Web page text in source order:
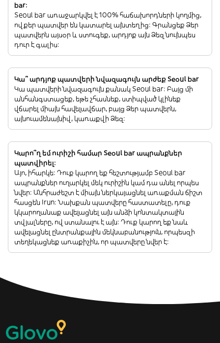
bar:
Seoul bar առաջարկվել է 100% հաճախորդների կողմից,
ովքեր պատվեր են կատարել այնտեղից: Գրանցեք Ձեր
պատվերն այսօր և ստուգեք, արդյոք այն Ձեզ նույնպես
դուր է գալիս:
Կա՞ արդյոք պատվերի նվազագույն արժեք Seoul bar
Կա պատվերի նվազագույն քանակ Seoul bar: Բայց մի
անհանգստացեք, եթե չհասնեք, ստիպված կլինեք
վճարել միայն հավելավճար, բայց Ձեր պատվերն,
այնուամենայնիվ, կառաքվի Ձեզ:
Կարո՞ղ եմ ուրիշի համար Seoul bar ապրանքներ
պատվիրել:
Այո, իհարկե: Դուք կարող եք հեշտությամբ Seoul bar
ապրանքներ ուղարկել մեկ ուրիշին կամ դա անել որպես
նվեր: Անհրաժեշտ է միայն ներկայացնել առաքման ճիշտ
հասցեն Irun: Նախքան պատվերը հաստատելը, դուք
կկարողանաք ավելացնել այն անձի կոնտակտային
տվյալները, ով ստանալու է այն: Դուք կարող եք նաև
ավելացնել ընտրանքային մեկնաբանություն, որպեսզի
տեղեկացնեք առաքիչին, որ պատվերը նվեր է: